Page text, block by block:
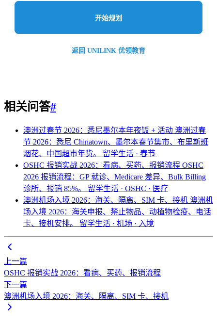
开始规划
返回 UNILINK 优领教育
相关问答#
澳洲过春节 2026：悉尼墨尔本年夜饭 + 活动 澳洲过春
节 2026：悉尼 Chinatown、墨尔本春节集市、布里斯班
烟花、中国超市年货。 留学生活 · 春节
OSHC 报销实战 2026：看病、买药、报销流程 OSHC
2026 报销流程：GP 就诊、Medicare 差异、Bulk Billing
诊所、报销 85%。 留学生活 · OSHC · 医疗
澳洲机场入境 2026：海关、隔离、SIM 卡、接机 澳洲机
场入境 2026：海关申报、禁止物品、动植物检疫、电话
卡、接机安排。 留学生活 · 机场 · 入境
上一篇
OSHC 报销实战 2026：看病、买药、报销流程
下一篇
澳洲机场入境 2026：海关、隔离、SIM 卡、接机